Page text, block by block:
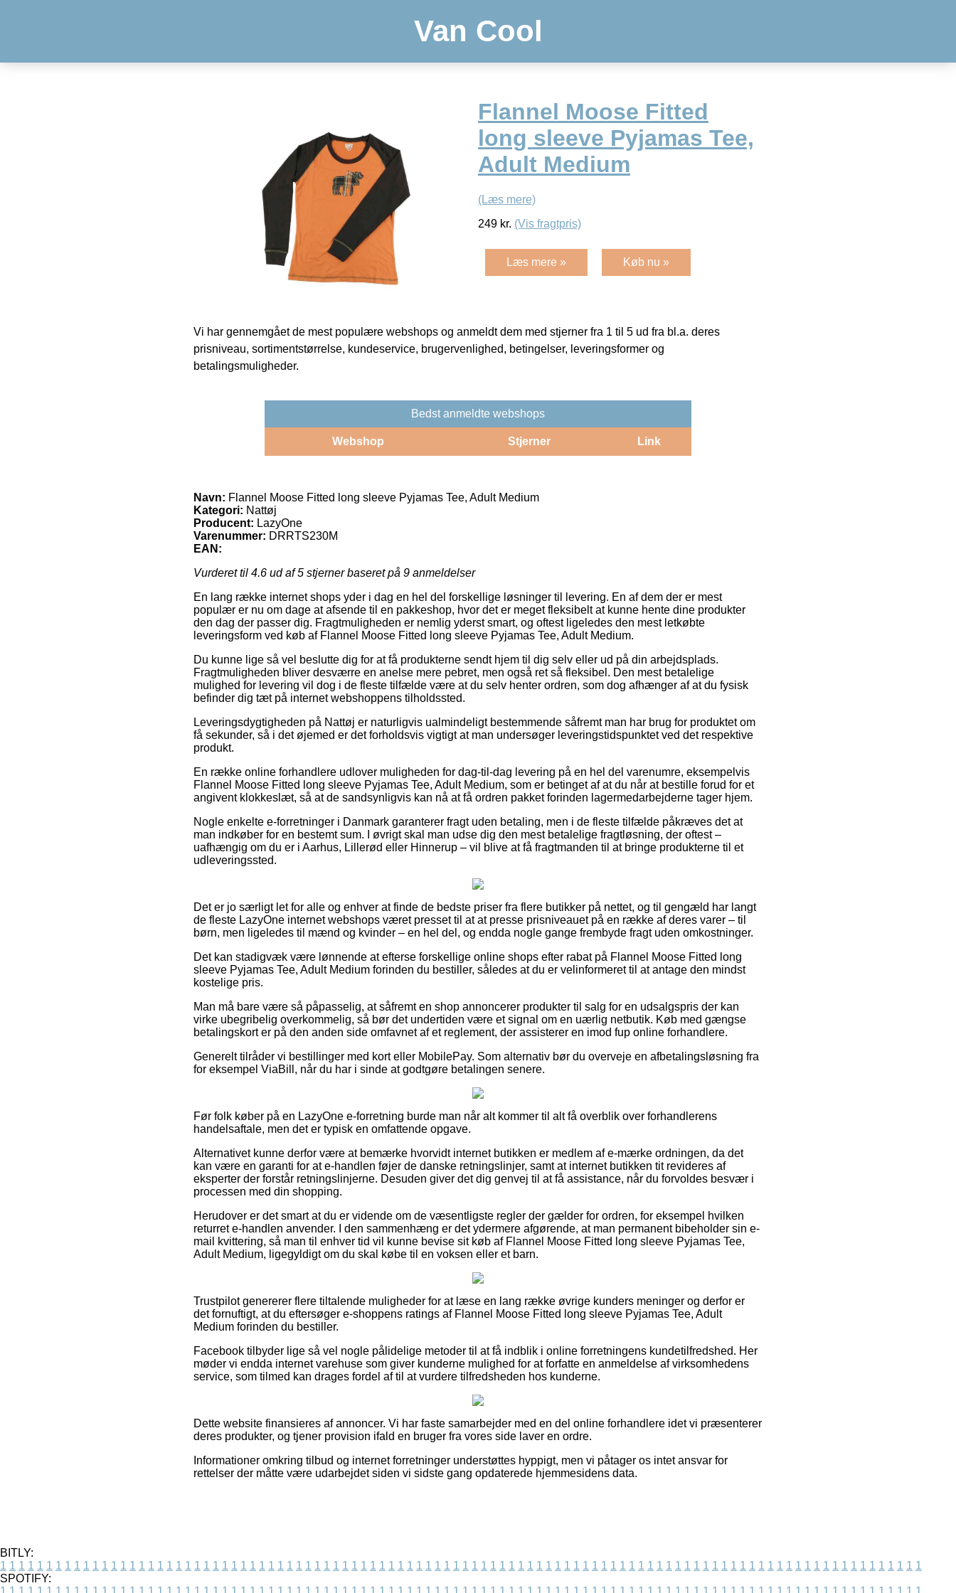
Van Cool
Flannel Moose Fitted
long sleeve Pyjamas Tee,
Adult Medium
(Læs mere)
249 kr. (Vis fragtpris)
Læs mere » Køb nu »
Vi har gennemgået de mest populære webshops og anmeldt dem med stjerner fra 1 til 5 ud fra bl.a. deres
prisniveau, sortimentstørrelse, kundeservice, brugervenlighed, betingelser, leveringsformer og
betalingsmuligheder.
Bedst anmeldte webshops
Webshop Stjerner Link
Navn: Flannel Moose Fitted long sleeve Pyjamas Tee, Adult Medium
Kategori: Nattøj
Producent: LazyOne
Varenummer: DRRTS230M
EAN:
Vurderet til 4.6 ud af 5 stjerner baseret på 9 anmeldelser
En lang række internet shops yder i dag en hel del forskellige løsninger til levering. En af dem der er mest
populær er nu om dage at afsende til en pakkeshop, hvor det er meget fleksibelt at kunne hente dine produkter
den dag der passer dig. Fragtmuligheden er nemlig yderst smart, og oftest ligeledes den mest letkøbte
leveringsform ved køb af Flannel Moose Fitted long sleeve Pyjamas Tee, Adult Medium.
Du kunne lige så vel beslutte dig for at få produkterne sendt hjem til dig selv eller ud på din arbejdsplads.
Fragtmuligheden bliver desværre en anelse mere pebret, men også ret så fleksibel. Den mest betalelige
mulighed for levering vil dog i de fleste tilfælde være at du selv henter ordren, som dog afhænger af at du fysisk
befinder dig tæt på internet webshoppens tilholdssted.
Leveringsdygtigheden på Nattøj er naturligvis ualmindeligt bestemmende såfremt man har brug for produktet om
få sekunder, så i det øjemed er det forholdsvis vigtigt at man undersøger leveringstidspunktet ved det respektive
produkt.
En række online forhandlere udlover muligheden for dag-til-dag levering på en hel del varenumre, eksempelvis
Flannel Moose Fitted long sleeve Pyjamas Tee, Adult Medium, som er betinget af at du når at bestille forud for et
angivent klokkeslæt, så at de sandsynligvis kan nå at få ordren pakket forinden lagermedarbejderne tager hjem.
Nogle enkelte e-forretninger i Danmark garanterer fragt uden betaling, men i de fleste tilfælde påkræves det at
man indkøber for en bestemt sum. I øvrigt skal man udse dig den mest betalelige fragtløsning, der oftest –
uafhængig om du er i Aarhus, Lillerød eller Hinnerup – vil blive at få fragtmanden til at bringe produkterne til et
udleveringssted.
Det er jo særligt let for alle og enhver at finde de bedste priser fra flere butikker på nettet, og til gengæld har langt
de fleste LazyOne internet webshops været presset til at at presse prisniveauet på en række af deres varer – til
børn, men ligeledes til mænd og kvinder – en hel del, og endda nogle gange frembyde fragt uden omkostninger.
Det kan stadigvæk være lønnende at efterse forskellige online shops efter rabat på Flannel Moose Fitted long
sleeve Pyjamas Tee, Adult Medium forinden du bestiller, således at du er velinformeret til at antage den mindst
kostelige pris.
Man må bare være så påpasselig, at såfremt en shop annoncerer produkter til salg for en udsalgspris der kan
virke ubegribelig overkommelig, så bør det undertiden være et signal om en uærlig netbutik. Køb med gængse
betalingskort er på den anden side omfavnet af et reglement, der assisterer en imod fup online forhandlere.
Generelt tilråder vi bestillinger med kort eller MobilePay. Som alternativ bør du overveje en afbetalingsløsning fra
for eksempel ViaBill, når du har i sinde at godtgøre betalingen senere.
Før folk køber på en LazyOne e-forretning burde man når alt kommer til alt få overblik over forhandlerens
handelsaftale, men det er typisk en omfattende opgave.
Alternativet kunne derfor være at bemærke hvorvidt internet butikken er medlem af e-mærke ordningen, da det
kan være en garanti for at e-handlen føjer de danske retningslinjer, samt at internet butikken tit revideres af
eksperter der forstår retningslinjerne. Desuden giver det dig genvej til at få assistance, når du forvoldes besvær i
processen med din shopping.
Herudover er det smart at du er vidende om de væsentligste regler der gælder for ordren, for eksempel hvilken
returret e-handlen anvender. I den sammenhæng er det ydermere afgørende, at man permanent bibeholder sin e-
mail kvittering, så man til enhver tid vil kunne bevise sit køb af Flannel Moose Fitted long sleeve Pyjamas Tee,
Adult Medium, ligegyldigt om du skal købe til en voksen eller et barn.
Trustpilot genererer flere tiltalende muligheder for at læse en lang række øvrige kunders meninger og derfor er
det fornuftigt, at du eftersøger e-shoppens ratings af Flannel Moose Fitted long sleeve Pyjamas Tee, Adult
Medium forinden du bestiller.
Facebook tilbyder lige så vel nogle pålidelige metoder til at få indblik i online forretningens kundetilfredshed. Her
møder vi endda internet varehuse som giver kunderne mulighed for at forfatte en anmeldelse af virksomhedens
service, som tilmed kan drages fordel af til at vurdere tilfredsheden hos kunderne.
Dette website finansieres af annoncer. Vi har faste samarbejder med en del online forhandlere idet vi præsenterer
deres produkter, og tjener provision ifald en bruger fra vores side laver en ordre.
Informationer omkring tilbud og internet forretninger understøttes hyppigt, men vi påtager os intet ansvar for
rettelser der måtte være udarbejdet siden vi sidste gang opdaterede hjemmesidens data.
BITLY:
1 1 1 1 1 1 1 1 1 1 1 1 1 1 1 1 1 1 1 1 1 1 1 1 1 1 1 1 1 1 1 1 1 1 1 1 1 1 1 1 1 1 1 1 1 1 1 1 1 1 1 1 1 1 1 1 1 1 1 1 1 1 1 1 1 1 1 1 1 1 1 1 1 1 1 1 1 1 1 1 1 1 1 1 1 1 1 1 1 1 1 1 1 1 1 1 1 1 1 1
SPOTIFY: